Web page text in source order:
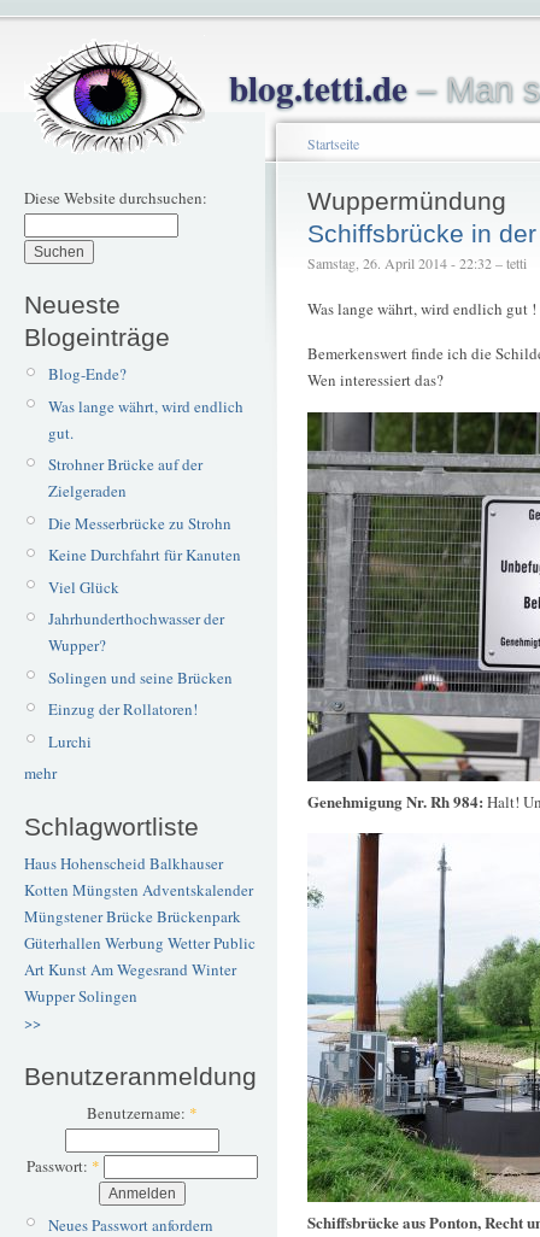
blog.tetti.de– Man
Diese Website durchsuchen:
Neueste
Blogeinträge
Blog-Ende?
Was lange währt, wird endlich
gut.
Strohner Brücke auf der
Zielgeraden
Die Messerbrücke zu Strohn
Keine Durchfahrt für Kanuten
Viel Glück
Jahrhunderthochwasser der
Wupper?
Solingen und seine Brücken
Einzug der Rollatoren!
Lurchi
mehr
Schlagwortliste
Haus Hohenscheid Balkhauser
Kotten Müngsten Adventskalender
Müngstener BrückeBrückenpark
Güterhallen Werbung WetterPublic
ArtKunstAm Wegesrand Winter
WupperSolingen
>>
Benutzeranmeldung
Benutzername: *
Passwort: *
Neues Passwort anfordern
Startseite
Wuppermündung
Schiffsbrücke in
Samstag, 26. April 2014 - 22:32 – tetti
Was lange währt, wird endlich gut
Bemerkenswert finde ich die
Wen interessiert das?
Genehmigung Nr. Rh 984: Halt!
Schiffsbrücke aus Ponton, Recht